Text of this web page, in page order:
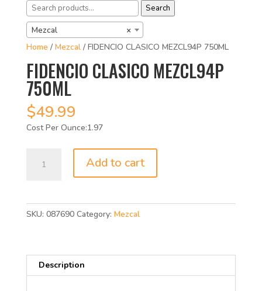
Search
for:
Search
×
Mezcal
Home / Mezcal/ FIDENCIO CLASICO MEZCL94P 750ML
FIDENCIO CLASICO MEZCL94P
750ML
$49.99
1.97
CLASICO
Add to cart
SKU: 087690 Category: Mezcal
Description